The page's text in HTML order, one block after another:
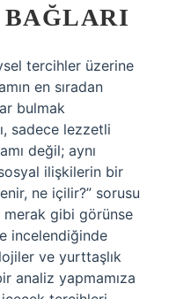
BAĞLARI
tercihler üzerine
en sıradan
bulmak
sadece lezzetli
değil; aynı
ilişkilerin bir
ne içilir?” sorusu
gibi görünse
incelendiğinde
ve yurttaşlık
analiz yapmamıza